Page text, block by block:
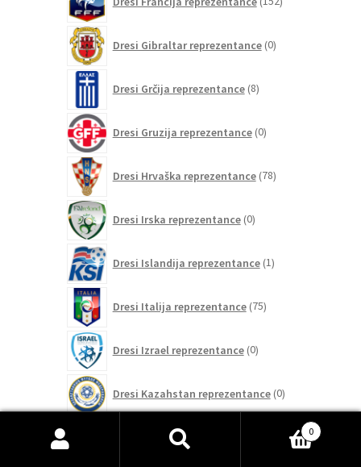
izdelkov
Dresi Gibraltar reprezentance 0izdelkov
Dresi Grčija reprezentance 8izdelkov
Dresi Gruzija reprezentance 0izdelkov
Dresi Hrvaška reprezentance 78izdelkov
Dresi Irska reprezentance 0izdelkov
Dresi Islandija reprezentance 1izdelek
Dresi Italija reprezentance 75izdelkov
Dresi Izrael reprezentance 0izdelkov
Dresi Kazahstan reprezentance 0izdelkov
Dresi Kolumbija reprezentance
izdelkov
0